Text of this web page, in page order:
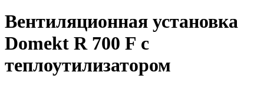
Вентиляционная установка
Domekt R 700 F с
теплоутилизатором